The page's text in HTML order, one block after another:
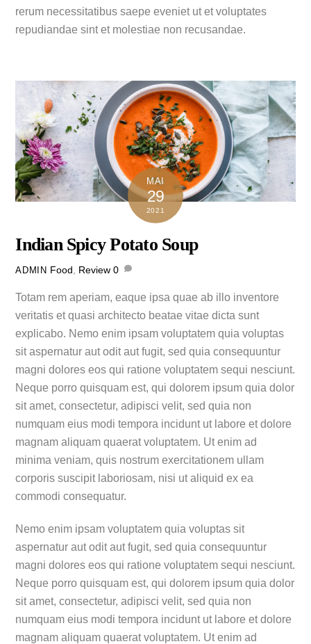
rerum necessitatibus saepe eveniet ut et voluptates
repudiandae sint et molestiae non recusandae.
MAI
29
2021
Indian Spicy Potato Soup
ADMIN Food, Review 0
Totam rem aperiam, eaque ipsa quae ab illo inventore
veritatis et quasi architecto beatae vitae dicta sunt
explicabo. Nemo enim ipsam voluptatem quia voluptas
sit aspernatur aut odit aut fugit, sed quia consequuntur
magni dolores eos qui ratione voluptatem sequi nesciunt.
Neque porro quisquam est, qui dolorem ipsum quia dolor
sit amet, consectetur, adipisci velit, sed quia non
numquam eius modi tempora incidunt ut labore et dolore
magnam aliquam quaerat voluptatem. Ut enim ad
minima veniam, quis nostrum exercitationem ullam
corporis suscipit laboriosam, nisi ut aliquid ex ea
commodi consequatur.
Nemo enim ipsam voluptatem quia voluptas sit
aspernatur aut odit aut fugit, sed quia consequuntur
magni dolores eos qui ratione voluptatem sequi nesciunt.
Neque porro quisquam est, qui dolorem ipsum quia dolor
sit amet, consectetur, adipisci velit, sed quia non
numquam eius modi tempora incidunt ut labore et dolore
magnam aliquam quaerat voluptatem. Ut enim ad